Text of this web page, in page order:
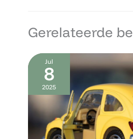
Gerelateerde
Jul
8
2025